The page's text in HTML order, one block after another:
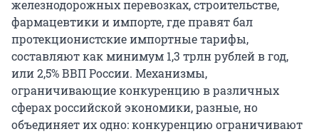
железнодорожных перевозках, строительстве,
фармацевтики и импорте, где правят бал
протекционистские импортные тарифы,
составляют как минимум 1,3 трлн рублей в год,
или 2,5% ВВП России. Механизмы,
ограничивающие конкуренцию в различных
сферах российской экономики, разные, но
объединяет их одно: конкуренцию ограничивают